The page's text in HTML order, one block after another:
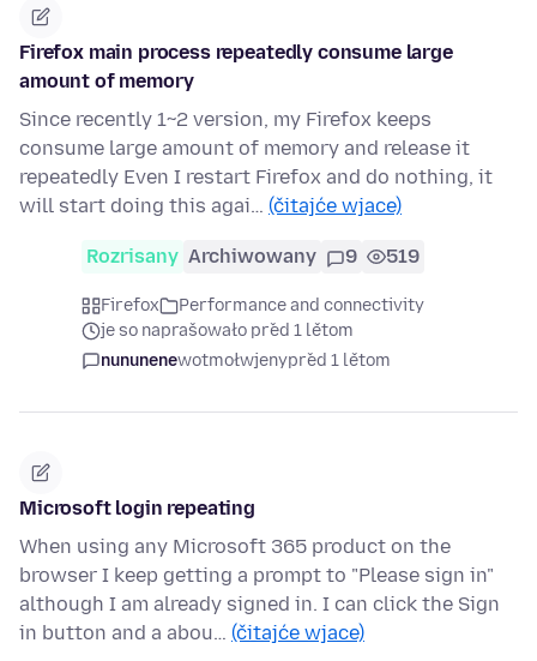
Firefox main process repeatedly consume large
amount of memory
Since recently 1~2 version, my Firefox keeps
consume large amount of memory and release it
repeatedly Even I restart Firefox and do nothing, it
will start doing this agai… (čitajće wjace)
Rozrisany Archiwowany 9 519
Firefox
Performance and connectivity
je so naprašowało před 1 lětom
nununenewotmołwjenypřed 1 lětom
Microsoft login repeating
When using any Microsoft 365 product on the
browser I keep getting a prompt to "Please sign in"
although I am already signed in. I can click the Sign
in button and a abou… (čitajće wjace)